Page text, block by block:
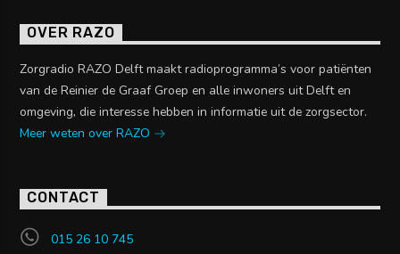
OVER RAZO
Zorgradio RAZO Delft maakt radioprogramma’s voor patiënten
van de Reinier de Graaf Groep en alle inwoners uit Delft en
omgeving, die interesse hebben in informatie uit de zorgsector.
Meer weten over RAZO
CONTACT
015 26 10 745